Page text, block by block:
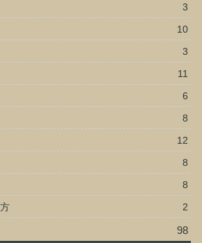
3
10
3
11
6
8
12
8
8
2
98